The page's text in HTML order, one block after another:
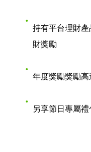
持有平台理財
財獎勵
年度獎勵獎勵高
另享節日專屬